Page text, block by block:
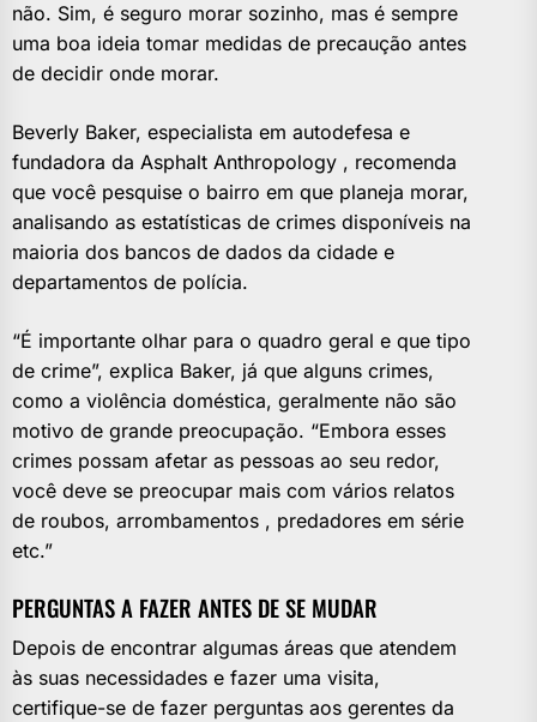
não. Sim, é seguro morar sozinho, mas é sempre
uma boa ideia tomar medidas de precaução antes
de decidir onde morar.
Beverly Baker, especialista em autodefesa e
fundadora da Asphalt Anthropology , recomenda
que você pesquise o bairro em que planeja morar,
analisando as estatísticas de crimes disponíveis na
maioria dos bancos de dados da cidade e
departamentos de polícia.
“É importante olhar para o quadro geral e que tipo
de crime”, explica Baker, já que alguns crimes,
como a violência doméstica, geralmente não são
motivo de grande preocupação. “Embora esses
crimes possam afetar as pessoas ao seu redor,
você deve se preocupar mais com vários relatos
de roubos, arrombamentos , predadores em série
etc.”
PERGUNTAS A FAZER ANTES DE SE MUDAR
Depois de encontrar algumas áreas que atendem
às suas necessidades e fazer uma visita,
certifique-se de fazer perguntas aos gerentes da